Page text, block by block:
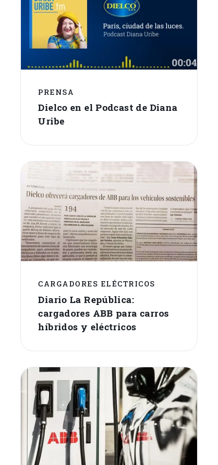
PRENSA
Dielco en el Podcast de Diana
Uribe
CARGADORES ELÉCTRICOS
Diario La República:
cargadores ABB para carros
híbridos y eléctricos